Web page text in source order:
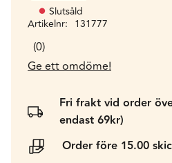
Slutsåld
Artikelnr
131777
0
Ge ett omdöme!
Fri frakt vid order
endast 69kr)
Order före 15.00